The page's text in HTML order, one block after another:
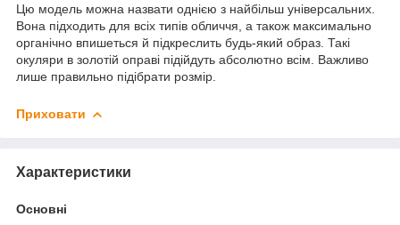
Цю модель можна назвати однією з найбільш універсальних.
Вона підходить для всіх типів обличчя, а також максимально
органічно впишеться й підкреслить будь-який образ. Такі
окуляри в золотій оправі підійдуть абсолютно всім. Важливо
лише правильно підібрати розмір.
Приховати
Характеристики
Основні